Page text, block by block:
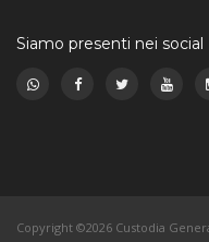
Siamo presenti nei social
Copyright ©2026 Custodia